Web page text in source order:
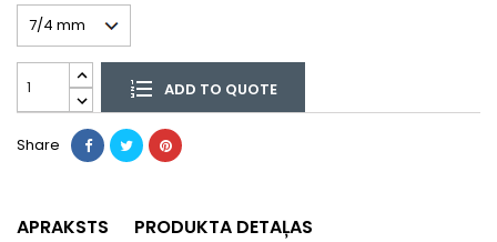
ADD TO QUOTE
Share
APRAKSTS PRODUKTA DETAĻAS